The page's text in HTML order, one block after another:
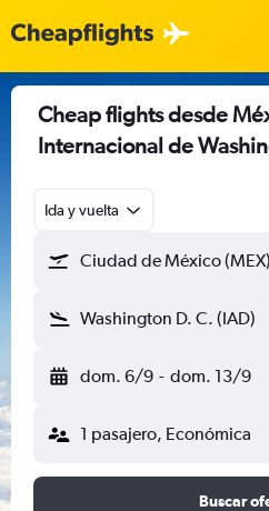
Cheap flights desde
Internacional de
Ida y vuelta
Ciudad de México (MEX)
Washington D. C. (IAD)
dom. 6/9 - dom. 13/9
1 pasajero, Económica
Buscar